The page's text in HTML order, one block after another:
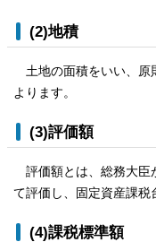
(2)地積
土地の面積をいい、原
よります。
(3)評価額
評価額とは、総務大臣
て評価し、固定資産課税
(4)課税標準額